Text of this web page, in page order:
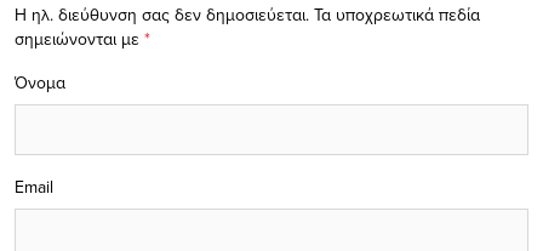
Η ηλ. διεύθυνση σας δεν δημοσιεύεται. Τα υποχρεωτικά πεδία
σημειώνονται με *
Όνομα
Email